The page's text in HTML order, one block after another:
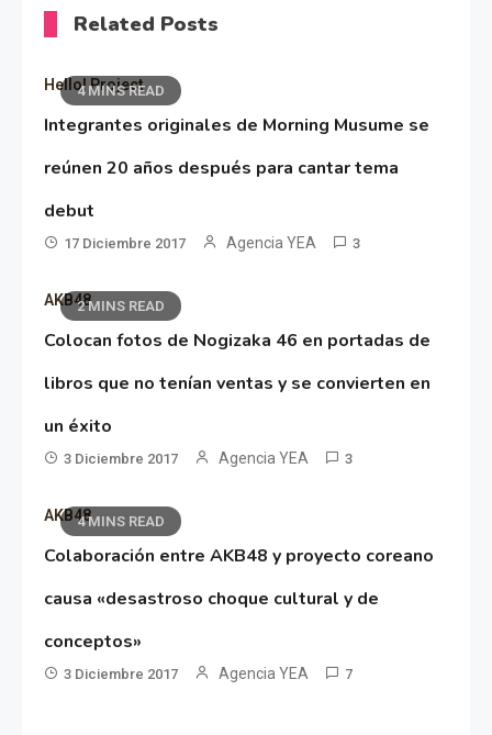
Related Posts
4 MINS READ
Hello! Project
Integrantes originales de Morning Musume se
reúnen 20 años después para cantar tema
debut
17 Diciembre 2017 Agencia YEA 3
2 MINS READ
AKB48
Colocan fotos de Nogizaka 46 en portadas de
libros que no tenían ventas y se convierten en
un éxito
3 Diciembre 2017 Agencia YEA 3
4 MINS READ
AKB48
Colaboración entre AKB48 y proyecto coreano
causa «desastroso choque cultural y de
conceptos»
3 Diciembre 2017 Agencia YEA 7